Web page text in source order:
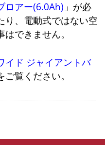
ロアー(6.0Ah) 」が必
り、電動式ではない空
できません。
イド ジャイアントバ
覧ください。